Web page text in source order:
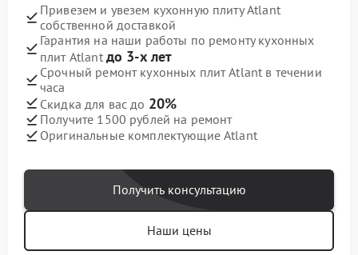
Привезем и увезем кухонную плиту Atlant
собственной доставкой
Гарантия на наши работы по ремонту кухонных
плит Atlant до 3-х лет
Срочный ремонт кухонных плит Atlant в течении
часа
Скидка для вас до 20%
Получите 1500 рублей на ремонт
Оригинальные комплектующие Atlant
Получить консультацию
Наши цены